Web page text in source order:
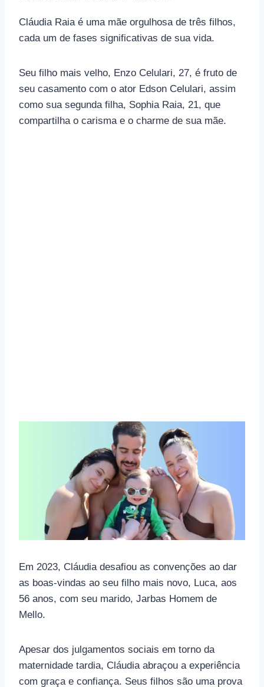
Cláudia Raia é uma mãe orgulhosa de três filhos,
cada um de fases significativas de sua vida.
Seu filho mais velho, Enzo Celulari, 27, é fruto de
seu casamento com o ator Edson Celulari, assim
como sua segunda filha, Sophia Raia, 21, que
compartilha o carisma e o charme de sua mãe.
Em 2023, Cláudia desafiou as convenções ao dar
as boas-vindas ao seu filho mais novo, Luca, aos
56 anos, com seu marido, Jarbas Homem de
Mello.
Apesar dos julgamentos sociais em torno da
maternidade tardia, Cláudia abraçou a experiência
com graça e confiança. Seus filhos são uma prova